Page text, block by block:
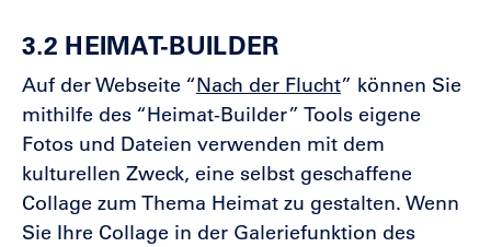
3.2 HEIMAT-BUILDER
Auf der Webseite “Nach der Flucht” können Sie
mithilfe des “Heimat-Builder” Tools eigene
Fotos und Dateien verwenden mit dem
kulturellen Zweck, eine selbst geschaffene
Collage zum Thema Heimat zu gestalten. Wenn
Sie Ihre Collage in der Galeriefunktion des